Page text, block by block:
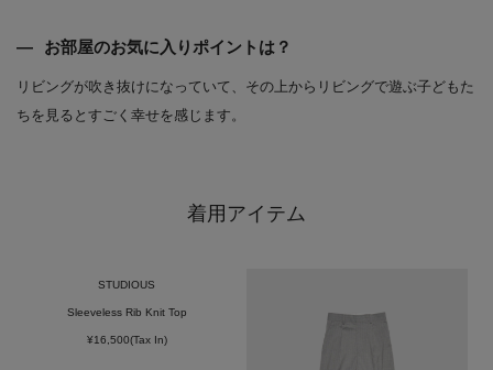
お部屋のお気に入りポイントは？
リビングが吹き抜けになっていて、その上からリビングで遊ぶ子どもた
ちを見るとすごく幸せを感じます。
着用アイテム
STUDIOUS
Sleeveless Rib Knit Top
¥16,500(Tax In)